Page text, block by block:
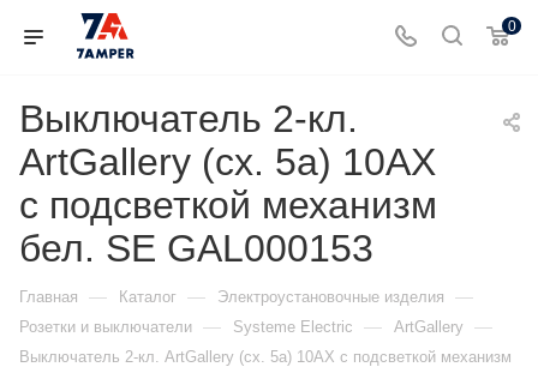
0
Выключатель 2-кл.
ArtGallery (сх. 5а) 10AX
с подсветкой механизм
бел. SE GAL000153
Главная — Каталог — Электроустановочные изделия —
Розетки и выключатели — Systeme Electric — ArtGallery —
Выключатель 2-кл. ArtGallery (сх. 5а) 10AX с подсветкой механизм